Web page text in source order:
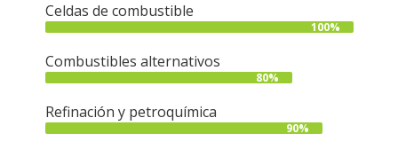
Celdas de combustible
100%
Combustibles alternativos
80%
Refinación y petroquímica
90%